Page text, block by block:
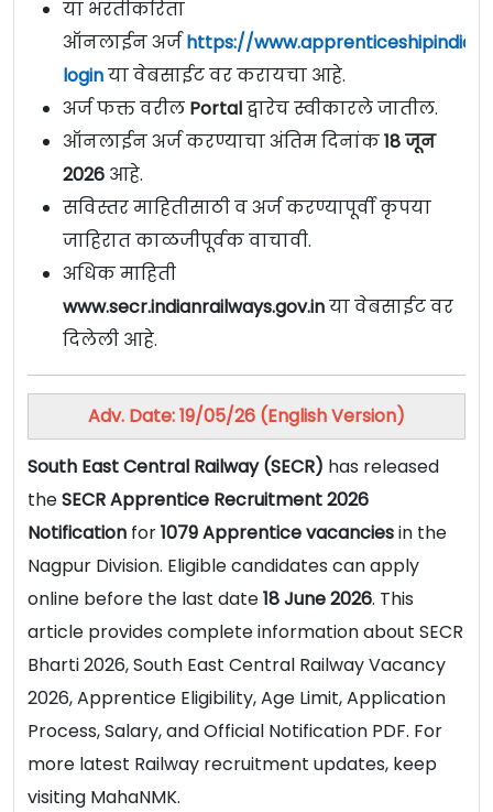
या भरतीकरिता
ऑनलाईन अर्जhttps://
loginया वेबसाईट वर करायचा आहे.
अर्ज फक्त वरील Portalद्वारेच स्वीकारले जातील.
ऑनलाईन अर्ज करण्याचा अंतिम दिनांक18 जून
2026 आहे.
सविस्तर माहितीसाठी व अर्ज करण्यापूर्वी कृपया
जाहिरात काळजीपूर्वक वाचावी.
अधिक माहिती
www.secr.indianrailways.gov.inया वेबसाईट वर
दिलेली आहे.
Adv. Date: 19/05/26 (English Version)
South East Central Railway (SECR) has released
theSECR Apprentice Recruitment 2026
Notification for1079 Apprentice vacanciesin the
Nagpur Division. Eligible candidates can apply
online before the last date18 June 2026. This
article provides complete information about SECR
Bharti 2026, South East Central Railway Vacancy
2026, Apprentice Eligibility, Age Limit, Application
Process, Salary, and Official Notification PDF. For
more latest Railway recruitment updates, keep
visiting MahaNMK.